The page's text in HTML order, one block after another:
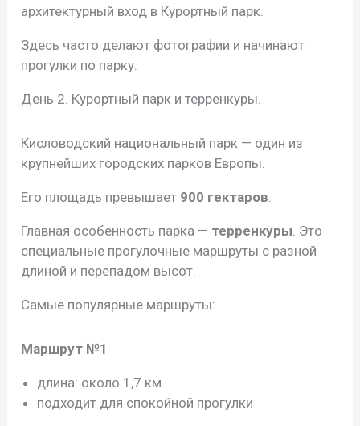
архитектурный вход в Курортный парк.
Здесь часто делают фотографии и начинают
прогулки по парку.
День 2. Курортный парк и терренкуры.
Кисловодский национальный парк — один из
крупнейших городских парков Европы.
Его площадь превышает 900 гектаров.
Главная особенность парка — терренкуры. Это
специальные прогулочные маршруты с разной
длиной и перепадом высот.
Самые популярные маршруты:
Маршрут №1
длина: около 1,7 км
подходит для спокойной прогулки